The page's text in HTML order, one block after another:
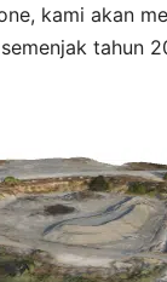
kami akan
tahun